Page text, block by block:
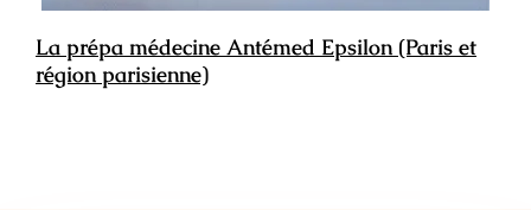
La prépa médecine Antémed Epsilon (Paris et
région parisienne)